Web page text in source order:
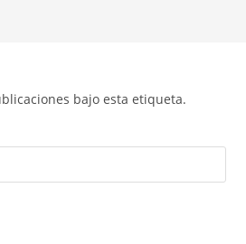
bajo esta etiqueta.